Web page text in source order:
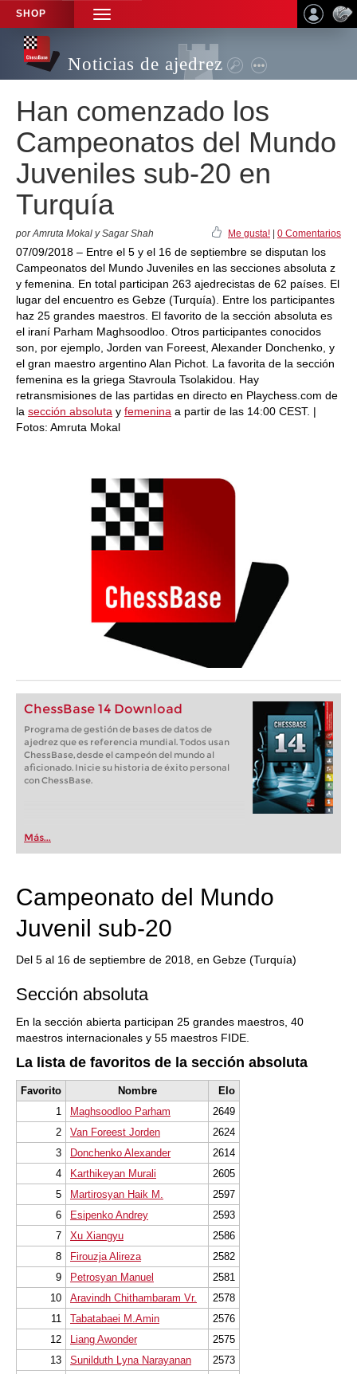
SHOP
TOGGLE
NAVIGATION
Noticias de ajedrez
Han comenzado los
Campeonatos del Mundo
Juveniles sub-20 en
Turquía
por Amruta Mokal y Sagar Shah Me gusta! 0 Comentarios
07/09/2018 – Entre el 5 y el 16 de septiembre se disputan los
Campeonatos del Mundo Juveniles en las secciones absoluta z
y femenina. En total participan 263 ajedrecistas de 62 países. El
lugar del encuentro es Gebze (Turquía). Entre los participantes
haz 25 grandes maestros. El favorito de la sección absoluta es
el iraní Parham Maghsoodloo. Otros participantes conocidos
son, por ejemplo, Jorden van Foreest, Alexander Donchenko, y
el gran maestro argentino Alan Pichot. La favorita de la sección
femenina es la griega Stavroula Tsolakidou. Hay
retransmisiones de las partidas en directo en Playchess.com de
la sección absoluta y femenina a partir de las 14:00 CEST. |
Fotos: Amruta Mokal
ChessBase 14 Download
Programa de gestión de bases de datos de
ajedrez que es referencia mundial. Todos usan
ChessBase, desde el campeón del mundo al
aficionado. Inicie su historia de éxito personal
con ChessBase.
Más...
Campeonato del Mundo
Juvenil sub-20
Del 5 al 16 de septiembre de 2018, en Gebze (Turquía)
Sección absoluta
En la sección abierta participan 25 grandes maestros, 40
maestros internacionales y 55 maestros FIDE.
La lista de favoritos de la sección absoluta
Favorito Nombre
Elo
1
Maghsoodloo Parham
2649
2
Van Foreest Jorden
2624
3
Donchenko Alexander
2614
4
Karthikeyan Murali
2605
5
Martirosyan Haik M.
2597
6
Esipenko Andrey
2593
7
Xu Xiangyu
2586
8
Firouzja Alireza
2582
9
Petrosyan Manuel
2581
10
Aravindh Chithambaram Vr.
2578
11
Tabatabaei M.Amin
2576
12
Liang Awonder
2575
13
Sunilduth Lyna Narayanan
2573